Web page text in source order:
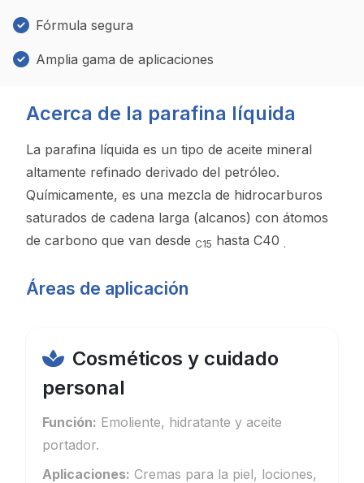
Fórmula segura
Amplia gama de aplicaciones
Acerca de la parafina líquida
La parafina líquida es un tipo de aceite mineral
altamente refinado derivado del petróleo.
Químicamente, es una mezcla de hidrocarburos
saturados de cadena larga (alcanos) con átomos
de carbono que van desde C15 hasta C40 .
Áreas de aplicación
Cosméticos y cuidado
personal
Función: Emoliente, hidratante y aceite
portador.
Aplicaciones: Cremas para la piel, lociones,